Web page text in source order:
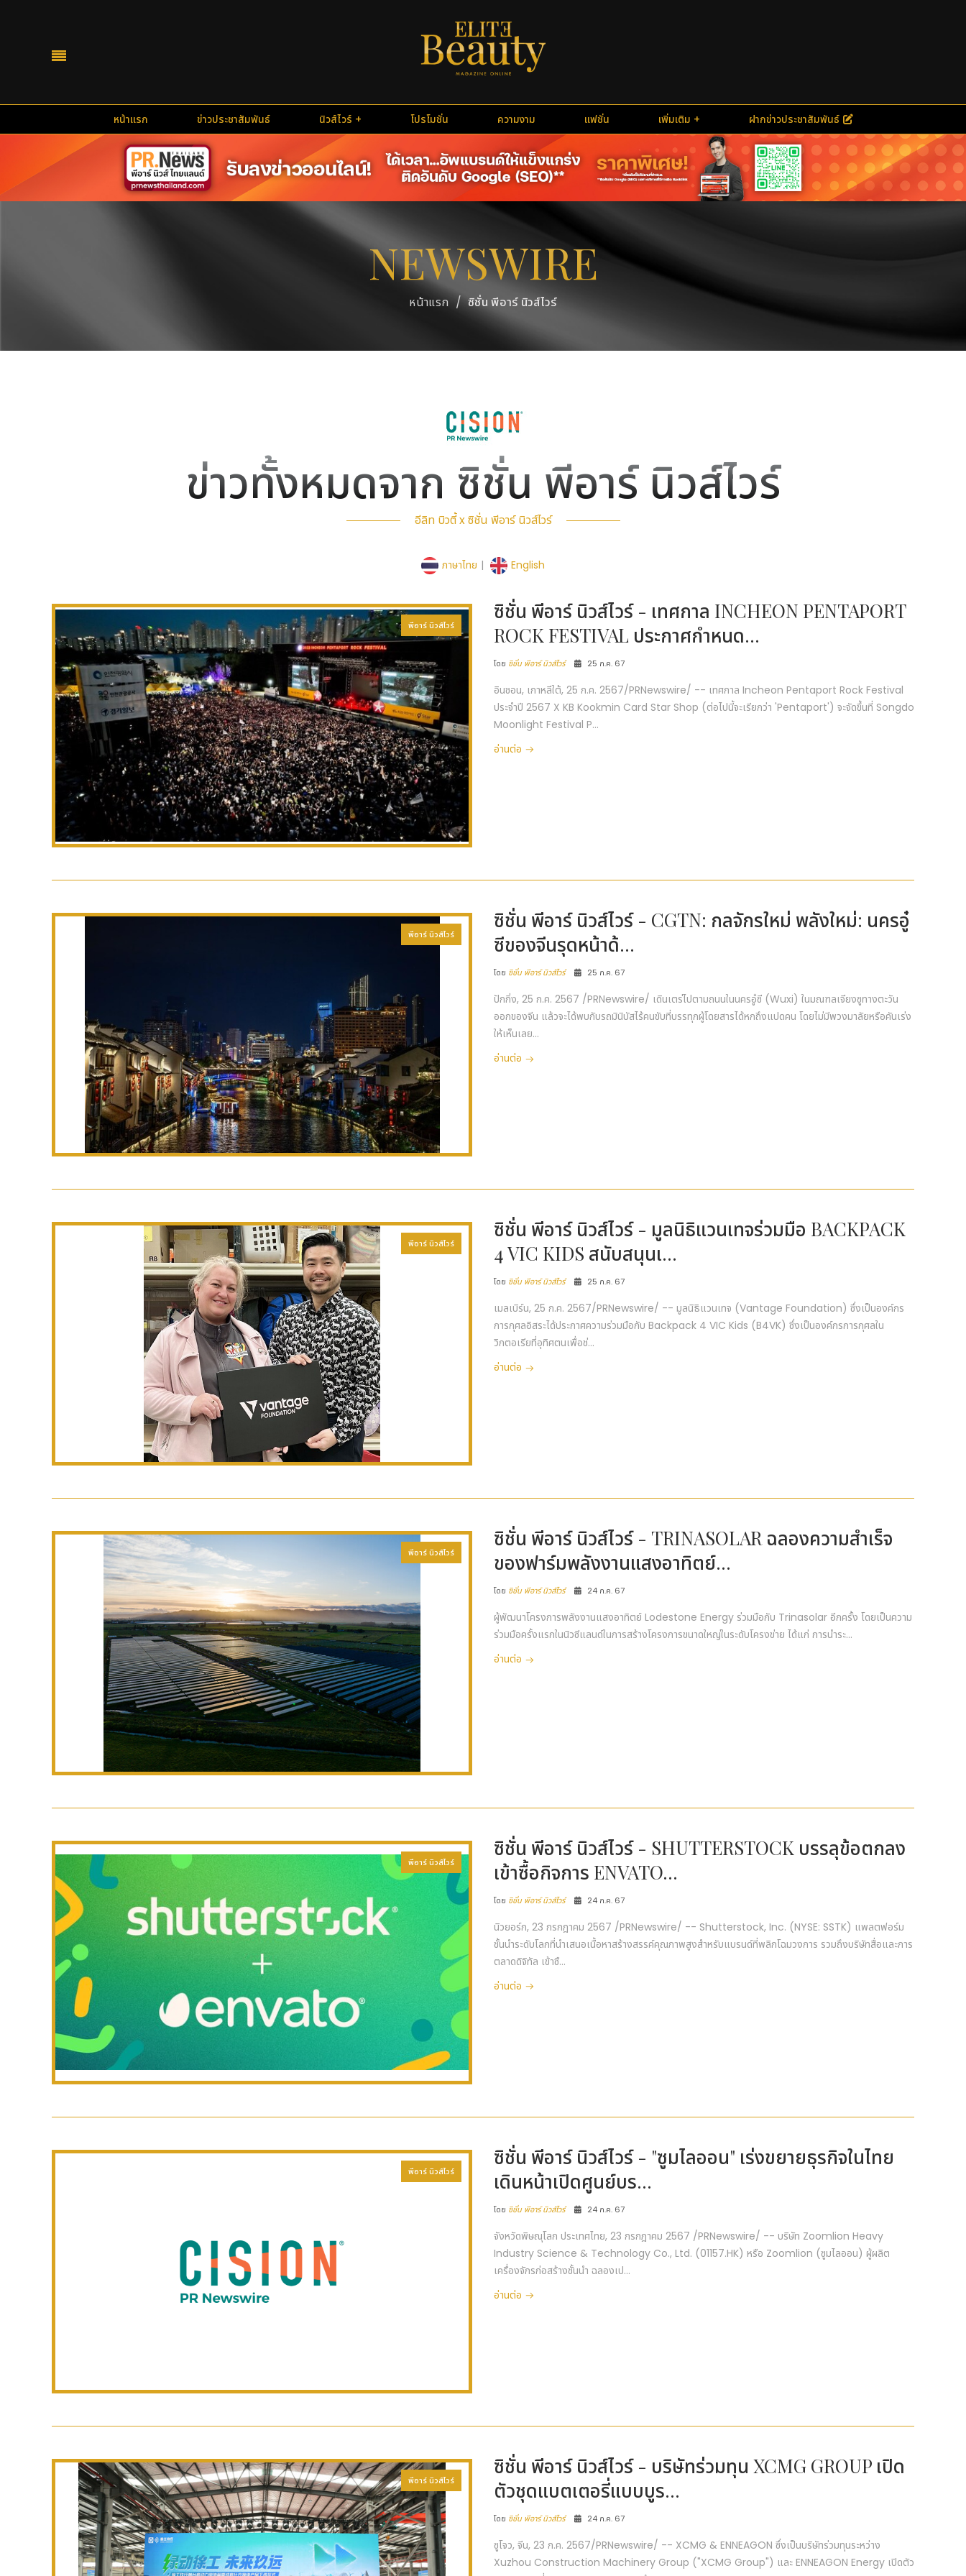
หน้าแรก ข่าวประชาสัมพันธ์ นิวส์ไวร์ โปรโมชั่น ความงาม แฟชั่น เพิ่มเติม ฝากข่าวประชาสัมพันธ์
NEWSWIRE
หน้าแรก / ซิชั่น พีอาร์ นิวส์ไวร์
ข่าวทั้งหมดจาก ซิชั่น พีอาร์ นิวส์ไวร์
อีลิท บิวตี้ x ซิชั่น พีอาร์ นิวส์ไวร์
ภาษาไทย | English
พีอาร์ นิวส์ไวร์
ซิชั่น พีอาร์ นิวส์ไวร์ - เทศกาล INCHEON PENTAPORT
ROCK FESTIVAL ประกาศกำหนด...
โดย ซิชั่น พีอาร์ นิวส์ไวร์ 25 ก.ค. 67
อินชอน, เกาหลีใต้, 25 ก.ค. 2567/PRNewswire/ -- เทศกาล Incheon Pentaport Rock Festival
ประจำปี 2567 X KB Kookmin Card Star Shop (ต่อไปนี้จะเรียกว่า 'Pentaport') จะจัดขึ้นที่ Songdo
Moonlight Festival P...
อ่านต่อ
พีอาร์ นิวส์ไวร์
ซิชั่น พีอาร์ นิวส์ไวร์ - CGTN: กลจักรใหม่ พลังใหม่: นครอู๋
ซีของจีนรุดหน้าด้...
โดย ซิชั่น พีอาร์ นิวส์ไวร์ 25 ก.ค. 67
ปักกิ่ง, 25 ก.ค. 2567 /PRNewswire/ เดินเตร่ไปตามถนนในนครอู๋ซี (Wuxi) ในมณฑลเจียงซูทางตะวัน
ออกของจีน แล้วจะได้พบกับรถมินิบัสไร้คนขับที่บรรทุกผู้โดยสารได้หกถึงแปดคน โดยไม่มีพวงมาลัยหรือคันเร่ง
ให้เห็นเลย...
อ่านต่อ
พีอาร์ นิวส์ไวร์
ซิชั่น พีอาร์ นิวส์ไวร์ - มูลนิธิแวนเทจร่วมมือ BACKPACK
4 VIC KIDS สนับสนุนเ...
โดย ซิชั่น พีอาร์ นิวส์ไวร์ 25 ก.ค. 67
เมลเบิร์น, 25 ก.ค. 2567/PRNewswire/ -- มูลนิธิแวนเทจ (Vantage Foundation) ซึ่งเป็นองค์กร
การกุศลอิสระได้ประกาศความร่วมมือกับ Backpack 4 VIC Kids (B4VK) ซึ่งเป็นองค์กรการกุศลใน
วิกตอเรียที่อุทิศตนเพื่อช่...
อ่านต่อ
พีอาร์ นิวส์ไวร์
ซิชั่น พีอาร์ นิวส์ไวร์ - TRINASOLAR ฉลองความสำเร็จ
ของฟาร์มพลังงานแสงอาทิตย์...
โดย ซิชั่น พีอาร์ นิวส์ไวร์ 24 ก.ค. 67
ผู้พัฒนาโครงการพลังงานแสงอาทิตย์ Lodestone Energy ร่วมมือกับ Trinasolar อีกครั้ง โดยเป็นความ
ร่วมมือครั้งแรกในนิวซีแลนด์ในการสร้างโครงการขนาดใหญ่ในระดับโครงข่าย ได้แก่ การนำระ...
อ่านต่อ
พีอาร์ นิวส์ไวร์
ซิชั่น พีอาร์ นิวส์ไวร์ - SHUTTERSTOCK บรรลุข้อตกลง
เข้าซื้อกิจการ ENVATO...
โดย ซิชั่น พีอาร์ นิวส์ไวร์ 24 ก.ค. 67
นิวยอร์ก, 23 กรกฎาคม 2567 /PRNewswire/ -- Shutterstock, Inc. (NYSE: SSTK) แพลตฟอร์ม
ชั้นนำระดับโลกที่นำเสนอเนื้อหาสร้างสรรค์คุณภาพสูงสำหรับแบรนด์ที่พลิกโฉมวงการ รวมถึงบริษัทสื่อและการ
ตลาดดิจิทัล เข้าซื...
อ่านต่อ
พีอาร์ นิวส์ไวร์
ซิชั่น พีอาร์ นิวส์ไวร์ - "ซูมไลออน" เร่งขยายธุรกิจในไทย
เดินหน้าเปิดศูนย์บร...
โดย ซิชั่น พีอาร์ นิวส์ไวร์ 24 ก.ค. 67
จังหวัดพิษณุโลก ประเทศไทย, 23 กรกฎาคม 2567 /PRNewswire/ -- บริษัท Zoomlion Heavy
Industry Science & Technology Co., Ltd. (01157.HK) หรือ Zoomlion (ซูมไลออน) ผู้ผลิต
เครื่องจักรก่อสร้างชั้นนำ ฉลองเป...
อ่านต่อ
พีอาร์ นิวส์ไวร์
ซิชั่น พีอาร์ นิวส์ไวร์ - บริษัทร่วมทุน XCMG GROUP เปิด
ตัวชุดแบตเตอรี่แบบบูร...
โดย ซิชั่น พีอาร์ นิวส์ไวร์ 24 ก.ค. 67
ซูโจว, จีน, 23 ก.ค. 2567/PRNewswire/ -- XCMG & ENNEAGON ซึ่งเป็นบริษัทร่วมทุนระหว่าง
Xuzhou Construction Machinery Group ("XCMG Group") และ ENNEAGON Energy เปิดตัว